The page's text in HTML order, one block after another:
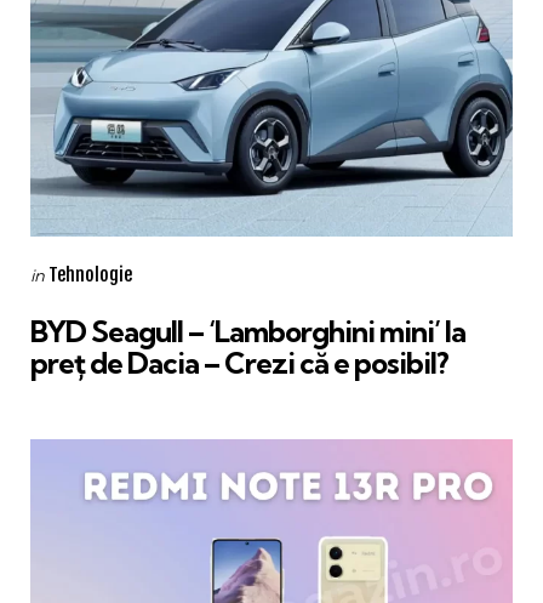
Categories
Posted
in Tehnologie
BYD Seagull – ‘Lamborghini mini’ la
preț de Dacia – Crezi că e posibil?